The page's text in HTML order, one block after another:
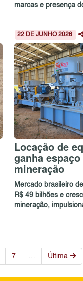
marcas e presença
22 DE JUNHO 2026
Locação de
ganha
mineração
Mercado brasileiro
R$ 49 bilhões e
mineração,
7 … Última